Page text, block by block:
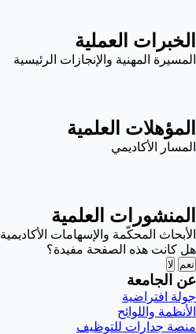
الخبرات العملية
المسيرة المهنية والإنجازات الرئيسية
المؤهلات العلمية
المسار الأكاديمي
المنشورات العلمية
الأبحاث المحكّمة والإسهامات الأكاديمية
هل كانت هذه الصفحة مفيدة؟
نعم لا
عن الجامعة
جولة افتراضية
الأنظمة واللوائح
منصة جدارات للتوظيف